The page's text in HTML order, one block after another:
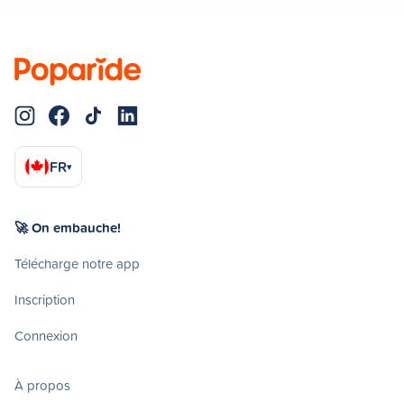
FR▾
🚀 On embauche!
Télécharge notre app
Inscription
Connexion
À propos